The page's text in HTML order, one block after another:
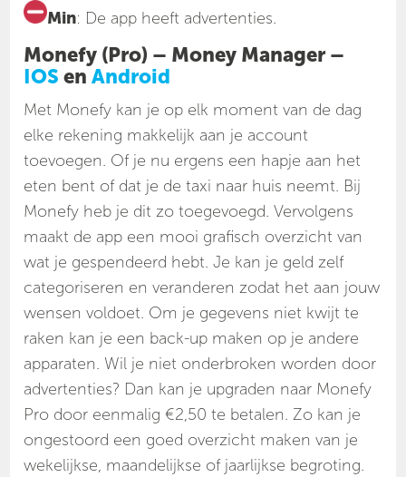
Min: De app heeft advertenties.
Monefy (Pro) – Money Manager –
IOS enAndroid
Met Monefy kan je op elk moment van de dag
elke rekening makkelijk aan je account
toevoegen. Of je nu ergens een hapje aan het
eten bent of dat je de taxi naar huis neemt. Bij
Monefy heb je dit zo toegevoegd. Vervolgens
maakt de app een mooi grafisch overzicht van
wat je gespendeerd hebt. Je kan je geld zelf
categoriseren en veranderen zodat het aan jouw
wensen voldoet. Om je gegevens niet kwijt te
raken kan je een back-up maken op je andere
apparaten. Wil je niet onderbroken worden door
advertenties? Dan kan je upgraden naar Monefy
Pro door eenmalig €2,50 te betalen. Zo kan je
ongestoord een goed overzicht maken van je
wekelijkse, maandelijkse of jaarlijkse begroting.